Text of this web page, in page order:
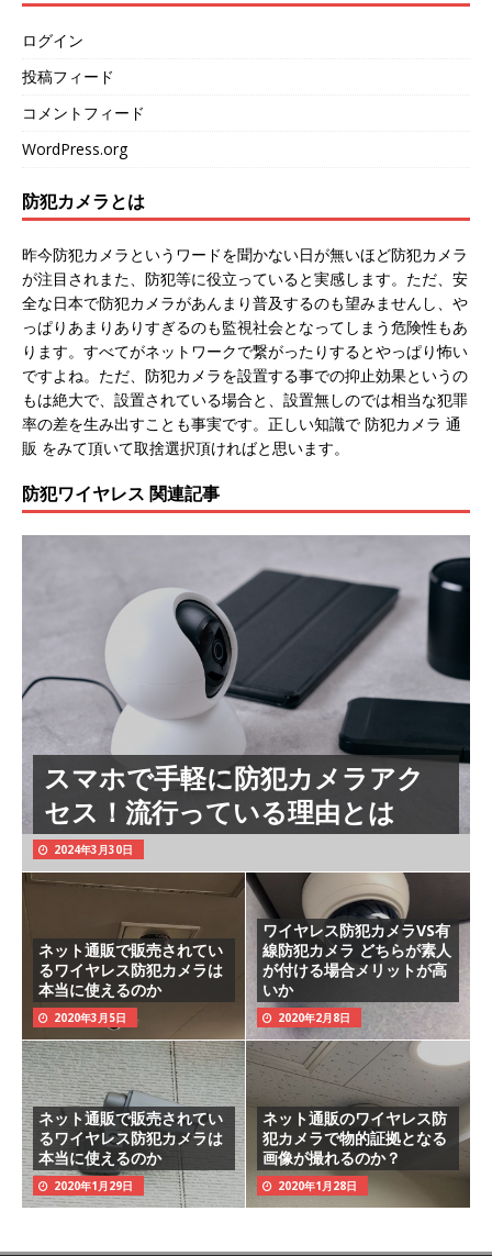
ログイン
投稿フィード
コメントフィード
WordPress.org
防犯カメラとは
昨今防犯カメラというワードを聞かない日が無いほど防犯カメラ
が注目されまた、防犯等に役立っていると実感します。ただ、安
全な日本で防犯カメラがあんまり普及するのも望みませんし、や
っぱりあまりありすぎるのも監視社会となってしまう危険性もあ
ります。すべてがネットワークで繋がったりするとやっぱり怖い
ですよね。ただ、防犯カメラを設置する事での抑止効果というの
もは絶大で、設置されている場合と、設置無しのでは相当な犯罪
率の差を生み出すことも事実です。正しい知識で 防犯カメラ 通
販 をみて頂いて取捨選択頂ければと思います。
防犯ワイヤレス 関連記事
スマホで手軽に防犯カメラアク
セス！流行っている理由とは
2024年3月30日
ネット通販で販売されてい
るワイヤレス防犯カメラは
本当に使えるのか
2020年3月5日
ワイヤレス防犯カメラVS有
線防犯カメラ どちらが素人
が付ける場合メリットが高
いか
2020年2月8日
ネット通販で販売されてい
るワイヤレス防犯カメラは
本当に使えるのか
2020年1月29日
ネット通販のワイヤレス防
犯カメラで物的証拠となる
画像が撮れるのか？
2020年1月28日